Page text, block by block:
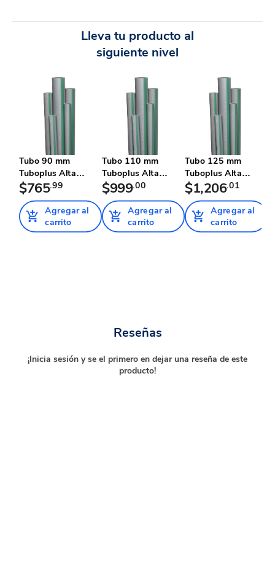
Lleva tu producto al
siguiente nivel
Tubo 90 mm
Tuboplus Alta
Presión
$765.99
Agregar al
carrito
Tubo 110 mm
Tuboplus Alta
Presión
$999.00
Agregar al
carrito
Tubo 125 mm
Tuboplus Alta
Presión
$1,206.01
Agregar al
carrito
Reseñas
¡Inicia sesión y se el primero en dejar una reseña de este
producto!